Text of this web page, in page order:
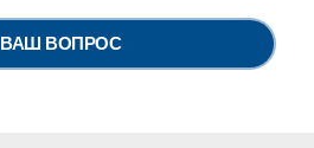
ВАШ ВОПРОС